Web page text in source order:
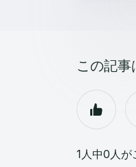
この記事
1人中0人が